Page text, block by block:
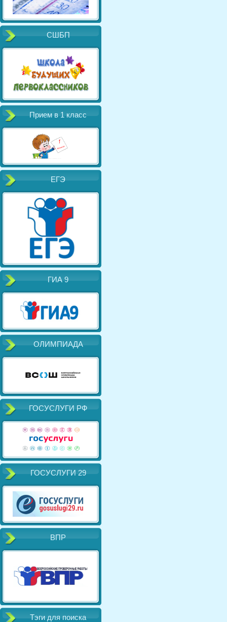
СШБП
Прием в 1 класс
ЕГЭ
ГИА 9
ОЛИМПИАДА
ГОСУСЛУГИ РФ
ГОСУСЛУГИ 29
ВПР
Тэги для поиска